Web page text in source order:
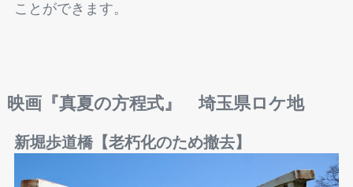
ことができます。
映画『真夏の方程式』 埼玉県ロケ地
新堀歩道橋【老朽化のため撤去】